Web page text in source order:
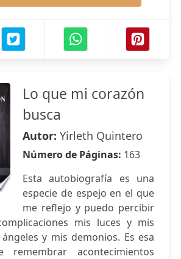
Lo que mi corazón
busca
Autor: Yirleth Quintero
Número de Páginas: 163
Esta autobiografía es una
especie de espejo en el que
me reflejo y puedo percibir
mis luces y mis
y mis demonios. Es esa
remembrar acontecimientos